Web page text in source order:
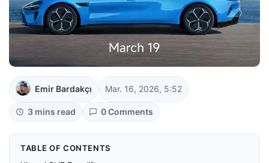
Emir Bardakçı Mar. 16, 2026, 5:52
3 mins read 0 Comments
TABLE OF CONTENTS